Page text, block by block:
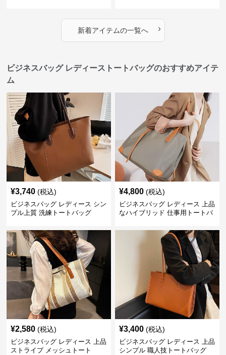
新着アイテムの一覧へ ›
ビジネスバッグ レディーストートバッグのおすすめアイテ
ム
¥3,740 (税込)
ビジネスバッグ レディース シン
プル上質 洗練トートバッグ
¥4,800 (税込)
ビジネスバッグ レディース 上品
なハイブリッド 仕事用トートバ
¥2,580 (税込)
ビジネスバッグ レディース 上品
ストライプ メッシュトート
¥3,400 (税込)
ビジネスバッグ レディース 上品
シンプル 職人技トートバッグ